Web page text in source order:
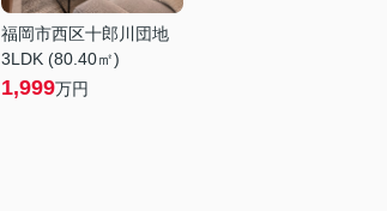
福岡市西区十郎川団地
3LDK (80.40㎡)
1,999万円